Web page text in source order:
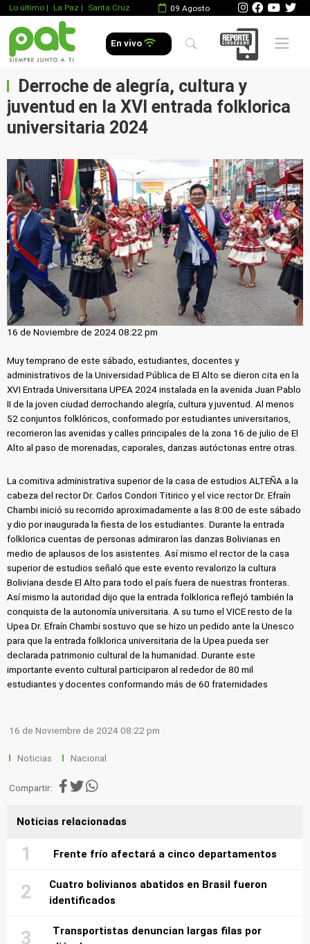
Lo último | La Paz | Santa Cruz 09 Agosto
En vivo Mobile
Derroche de alegría, cultura y
juventud en la XVI entrada folklorica
universitaria 2024
16 de Noviembre de 2024 08:22 pm
Muy temprano de este sábado, estudiantes, docentes y
administrativos de la Universidad Pública de El Alto se dieron cita en la
XVI Entrada Universitaria UPEA 2024 instalada en la avenida Juan Pablo
II de la joven ciudad derrochando alegría, cultura y juventud. Al menos
52 conjuntos folklóricos, conformado por estudiantes universitarios,
recorrieron las avenidas y calles principales de la zona 16 de julio de El
Alto al paso de morenadas, caporales, danzas autóctonas entre otras.
La comitiva administrativa superior de la casa de estudios ALTEÑA a la
cabeza del rector Dr. Carlos Condori Titirico y el vice rector Dr. Efraín
Chambi inició su recorrido aproximadamente a las 8:00 de este sábado
y dio por inaugurada la fiesta de los estudiantes. Durante la entrada
folklorica cuentas de personas admiraron las danzas Bolivianas en
medio de aplausos de los asistentes. Así mismo el rector de la casa
superior de estudios señaló que este evento revalorizo la cultura
Boliviana desde El Alto para todo el país fuera de nuestras fronteras.
Así mismo la autoridad dijo que la entrada folklorica reflejó también la
conquista de la autonomía universitaria. A su turno el VICE resto de la
Upea Dr. Efraín Chambi sostuvo que se hizo un pedido ante la Unesco
para que la entrada folklorica universitaria de la Upea pueda ser
declarada patrimonio cultural de la humanidad. Durante este
importante evento cultural participaron al rededor de 80 mil
estudiantes y docentes conformando más de 60 fraternidades
16 de Noviembre de 2024 08:22 pm
Noticias Nacional
Compartir:
Noticias relacionadas
Frente frío afectará a cinco departamentos
Cuatro bolivianos abatidos en Brasil fueron
identificados
Transportistas denuncian largas filas por